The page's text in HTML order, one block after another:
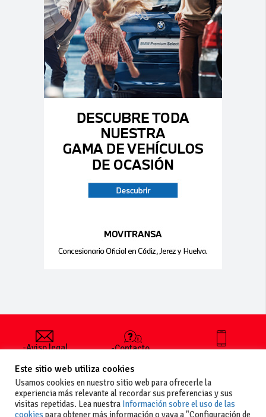
-Aviso legal
generales
de uso
-Política de
privacidad
-Contacto
publicar un
anuncio
-Vende+
+34 627 35
Este sitio web utiliza cookies
Usamos cookies en nuestro sitio web para ofrecerle la
experiencia más relevante al recordar sus preferencias y sus
visitas repetidas. Lea nuestra Información sobre el uso de las
cookies para obtener más información o vaya a "Configuración de